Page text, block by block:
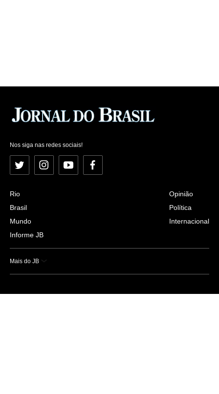
Nos siga nas redes sociais!
Twitter InstagramYouTubeFacebook
Rio
Brasil
Mundo
Informe JB
Opinião
Política
Internacional
Mais do JB
Esportes